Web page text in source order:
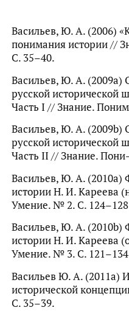
Васильев, Ю. А. (2006)
понимания истории //
С. 35–40.
Васильев, Ю. А. (2009a)
русской исторической
Часть I // Знание.
Васильев, Ю. А. (2009b)
русской исторической
Часть II // Знание.
Васильев, Ю. А. (2010a)
истории Н. И. Кареева
Умение. № 2. С.
Васильев, Ю. А. (2010b)
истории Н. И. Кареева
Умение. № 3. С.
Васильев Ю. А. (2011a)
исторической
С. 35–39.